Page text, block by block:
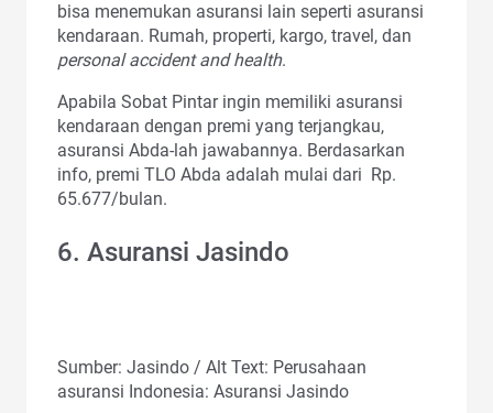
bisa menemukan asuransi lain seperti asuransi
kendaraan. Rumah, properti, kargo, travel, dan
personal accident and health.
Apabila Sobat Pintar ingin memiliki asuransi
kendaraan dengan premi yang terjangkau,
asuransi Abda-lah jawabannya. Berdasarkan
info, premi TLO Abda adalah mulai dari Rp.
65.677/bulan.
6. Asuransi Jasindo
Sumber: Jasindo / Alt Text: Perusahaan
asuransi Indonesia: Asuransi Jasindo